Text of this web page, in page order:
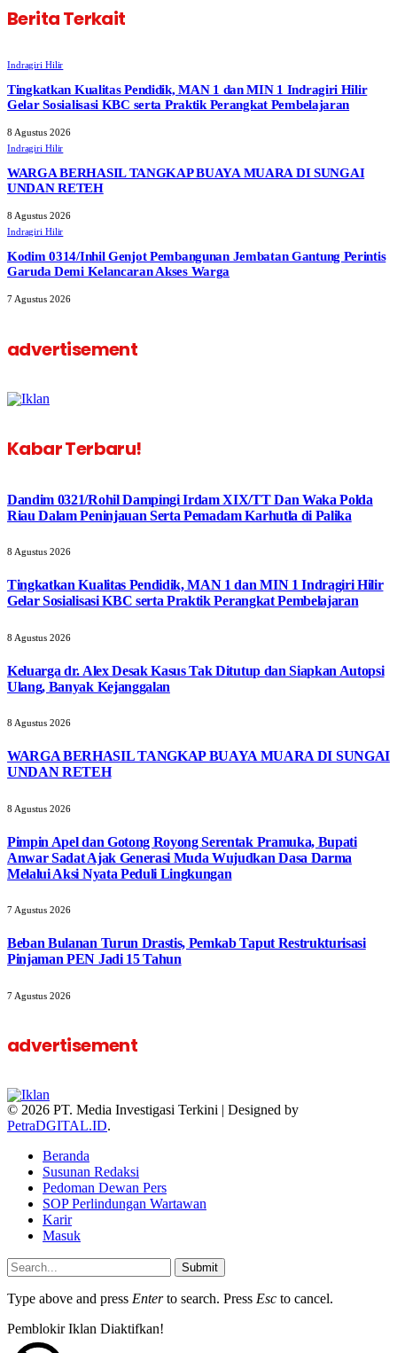
Berita Terkait
Indragiri Hilir
Tingkatkan Kualitas Pendidik, MAN 1 dan MIN 1 Indragiri Hilir
Gelar Sosialisasi KBC serta Praktik Perangkat Pembelajaran
8 Agustus 2026
Indragiri Hilir
WARGA BERHASIL TANGKAP BUAYA MUARA DI SUNGAI
UNDAN RETEH
8 Agustus 2026
Indragiri Hilir
Kodim 0314/Inhil Genjot Pembangunan Jembatan Gantung Perintis
Garuda Demi Kelancaran Akses Warga
7 Agustus 2026
advertisement
Kabar Terbaru!
Dandim 0321/Rohil Dampingi Irdam XIX/TT Dan Waka Polda
Riau Dalam Peninjauan Serta Pemadam Karhutla di Palika
8 Agustus 2026
Tingkatkan Kualitas Pendidik, MAN 1 dan MIN 1 Indragiri Hilir
Gelar Sosialisasi KBC serta Praktik Perangkat Pembelajaran
8 Agustus 2026
Keluarga dr. Alex Desak Kasus Tak Ditutup dan Siapkan Autopsi
Ulang, Banyak Kejanggalan
8 Agustus 2026
WARGA BERHASIL TANGKAP BUAYA MUARA DI SUNGAI
UNDAN RETEH
8 Agustus 2026
Pimpin Apel dan Gotong Royong Serentak Pramuka, Bupati
Anwar Sadat Ajak Generasi Muda Wujudkan Dasa Darma
Melalui Aksi Nyata Peduli Lingkungan
7 Agustus 2026
Beban Bulanan Turun Drastis, Pemkab Taput Restrukturisasi
Pinjaman PEN Jadi 15 Tahun‎
7 Agustus 2026
advertisement
© 2026 PT. Media Investigasi Terkini | Designed by
PetraDGITAL.ID.
Beranda
Susunan Redaksi
Pedoman Dewan Pers
SOP Perlindungan Wartawan
Karir
Masuk
Submit
Type above and press Enterto search. Press Esc to cancel.
Pemblokir Iklan Diaktifkan!